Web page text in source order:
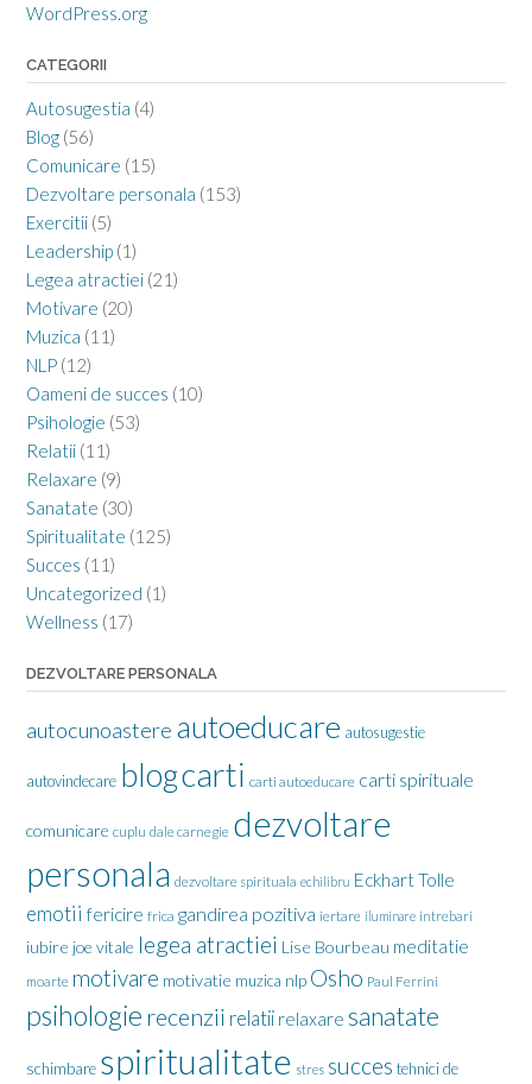
WordPress.org
CATEGORII
Autosugestia (4)
Blog (56)
Comunicare (15)
Dezvoltare personala (153)
Exercitii (5)
Leadership (1)
Legea atractiei (21)
Motivare (20)
Muzica (11)
NLP (12)
Oameni de succes (10)
Psihologie (53)
Relatii (11)
Relaxare (9)
Sanatate (30)
Spiritualitate (125)
Succes (11)
Uncategorized (1)
Wellness (17)
DEZVOLTARE PERSONALA
autocunoastere autoeducare autosugestie
autovindecare blogcarti carti autoeducare carti spirituale
comunicare cuplu dale carnegie dezvoltare
personala dezvoltare spirituala echilibru Eckhart Tolle
emotii fericire frica gandirea pozitiva iertare iluminare intrebari
iubire joe vitale legea atractiei Lise Bourbeau meditatie
moarte motivare motivatie muzica nlp Osho Paul Ferrini
psihologie recenzii relatii relaxare sanatate
schimbare spiritualitate stres succes tehnici de